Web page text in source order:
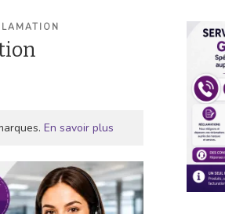
En savoir plus